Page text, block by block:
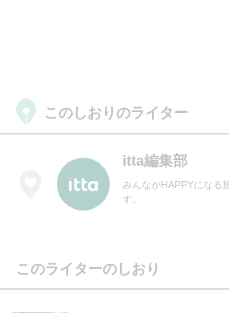
このしおりのライター
itta編集部
みんながHAPPYになる
す。
このライターのしおり